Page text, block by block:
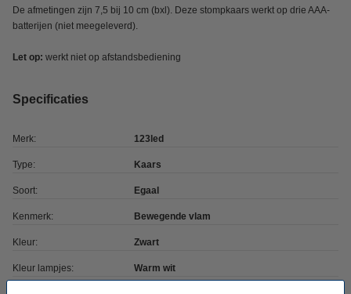
De afmetingen zijn 7,5 bij 10 cm (bxl). Deze stompkaars werkt op drie AAA-
batterijen (niet meegeleverd).
Let op: werkt niet op afstandsbediening
Specificaties
Merk: 123led
Type: Kaars
Soort: Egaal
Kenmerk: Bewegende vlam
Kleur: Zwart
Kleur lampjes: Warm wit